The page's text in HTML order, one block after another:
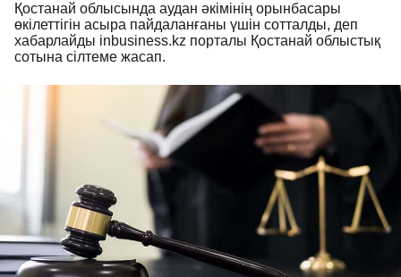
Қостанай облысында аудан әкімінің орынбасары
өкілеттігін асыра пайдаланғаны үшін сотталды, деп
хабарлайды inbusiness.kz порталы Қостанай облыстық
сотына сілтеме жасап.